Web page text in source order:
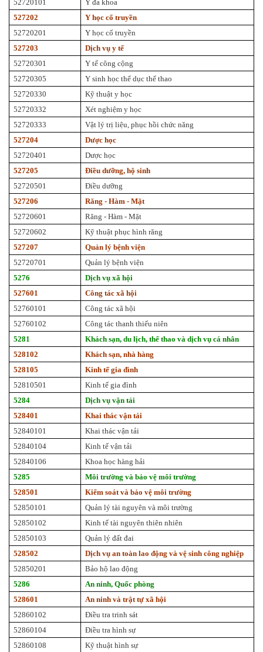
52720101
Y đa khoa
527202
Y học cổ truyền
52720201
Y học cổ truyền
527203
Dịch vụ y tế
52720301
Y tế công cộng
52720305
Y sinh học thể dục thể thao
52720330
Kỹ thuật y học
52720332
Xét nghiệm y học
52720333
Vật lý trị liệu, phục hồi chức năng
527204
Dược học
52720401
Dược học
527205
Điều dưỡng, hộ sinh
52720501
Điều dưỡng
527206
Răng - Hàm - Mặt
52720601
Răng - Hàm - Mặt
52720602
Kỹ thuật phục hình răng
527207
Quản lý bệnh viện
52720701
Quản lý bệnh viện
5276
Dịch vụ xã hội
527601
Công tác xã hội
52760101
Công tác xã hội
52760102
Công tác thanh thiếu niên
5281
Khách sạn, du lịch, thể thao và dịch vụ cá nhân
528102
Khách sạn, nhà hàng
528105
Kinh tế gia đình
52810501
Kinh tế gia đình
5284
Dịch vụ vận tải
528401
Khai thác vận tải
52840101
Khai thác vận tải
52840104
Kinh tế vận tải
52840106
Khoa học hàng hải
5285
Môi trường và bảo vệ môi trường
528501
Kiểm soát và bảo vệ môi trường
52850101
Quản lý tài nguyên và môi trường
52850102
Kinh tế tài nguyên thiên nhiên
52850103
Quản lý đất đai
528502
Dịch vụ an toàn lao động và vệ sinh công nghiệp
52850201
Bảo hộ lao động
5286
An ninh, Quốc phòng
528601
An ninh và trật tự xã hội
52860102
Điều tra trinh sát
52860104
Điều tra hình sự
52860108
Kỹ thuật hình sự